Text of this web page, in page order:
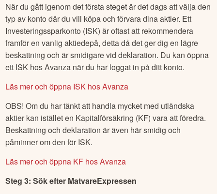
När du gått igenom det första steget är det dags att välja den
typ av konto där du vill köpa och förvara dina aktier. Ett
Investeringssparkonto (ISK) är oftast att rekommendera
framför en vanlig aktiedepå, detta då det ger dig en lägre
beskattning och är smidigare vid deklaration. Du kan öppna
ett ISK hos Avanza när du har loggat in på ditt konto.
Läs mer och öppna ISK hos Avanza
OBS! Om du har tänkt att handla mycket med utländska
aktier kan istället en Kapitalförsäkring (KF) vara att föredra.
Beskattning och deklaration är även här smidig och
påminner om den för ISK.
Läs mer och öppna KF hos Avanza
Steg 3: Sök efter MatvareExpressen